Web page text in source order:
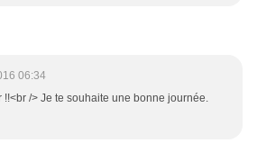
06:34
!!<br /> Je te souhaite une bonne journée.